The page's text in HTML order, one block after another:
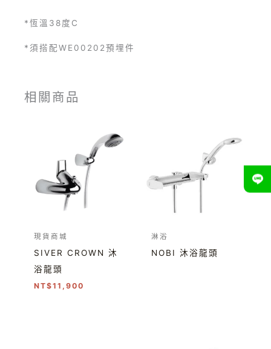
*恆溫38度C
*須搭配WE00202預埋件
相關商品
現貨商城
SIVER CROWN 沐
浴龍頭
NT$11,900
淋浴
NOBI 沐浴龍頭